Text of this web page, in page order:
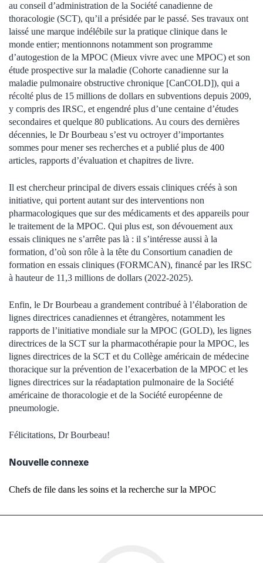
au conseil d’administration de la Société canadienne de
thoracologie (SCT), qu’il a présidée par le passé. Ses travaux ont
laissé une marque indélébile sur la pratique clinique dans le
monde entier; mentionnons notamment son programme
d’autogestion de la MPOC (Mieux vivre avec une MPOC) et son
étude prospective sur la maladie (Cohorte canadienne sur la
maladie pulmonaire obstructive chronique [CanCOLD]), qui a
récolté plus de 15 millions de dollars en subventions depuis 2009,
y compris des IRSC, et engendré plus d’une centaine d’études
secondaires et quelque 80 publications. Au cours des dernières
décennies, le Dr Bourbeau s’est vu octroyer d’importantes
sommes pour mener ses recherches et a publié plus de 400
articles, rapports d’évaluation et chapitres de livre.
Il est chercheur principal de divers essais cliniques créés à son
initiative, qui portent autant sur des interventions non
pharmacologiques que sur des médicaments et des appareils pour
le traitement de la MPOC. Qui plus est, son dévouement aux
essais cliniques ne s’arrête pas là : il s’intéresse aussi à la
formation, d’où son rôle à la tête du Consortium canadien de
formation en essais cliniques (FORMCAN), financé par les IRSC
à hauteur de 11,3 millions de dollars (2022-2025).
Enfin, le Dr Bourbeau a grandement contribué à l’élaboration de
lignes directrices canadiennes et étrangères, notamment les
rapports de l’initiative mondiale sur la MPOC (GOLD), les lignes
directrices de la SCT sur la pharmacothérapie pour la MPOC, les
lignes directrices de la SCT et du Collège américain de médecine
thoracique sur la prévention de l’exacerbation de la MPOC et les
lignes directrices sur la réadaptation pulmonaire de la Société
américaine de thoracologie et de la Société européenne de
pneumologie.
Félicitations, Dr Bourbeau!
Nouvelle connexe
Chefs de file dans les soins et la recherche sur la MPOC